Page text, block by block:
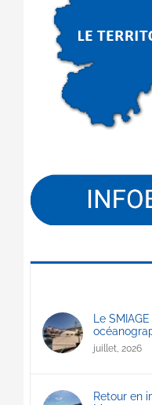
Le
juillet, 2026
Retour en